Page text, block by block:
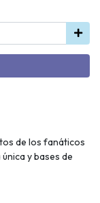
de los fanáticos
y bases de